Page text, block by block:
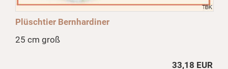
Plüschtier Bernhardiner
25 cm groß
33,18 EUR